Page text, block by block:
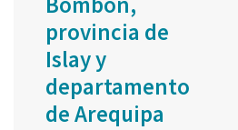
provincia de
Islay y
departamento
de Arequipa